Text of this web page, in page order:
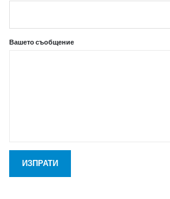
Вашето съобщение
ИЗПРАТИ